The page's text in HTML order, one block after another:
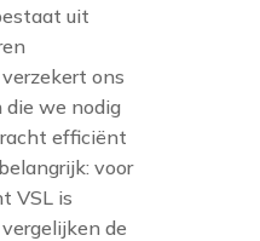
uit
ons
we nodig
efficiënt
voor
VSL is
de